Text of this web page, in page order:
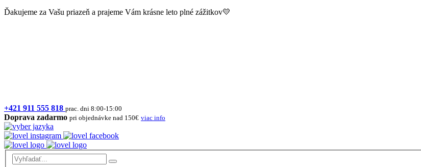
Ďakujeme za Vašu priazeň a prajeme Vám krásne leto plné zážitkov💛
+421 911 555 818 prac. dni 8:00-15:00
Doprava zadarmo pri objednávke nad 150€ viac info